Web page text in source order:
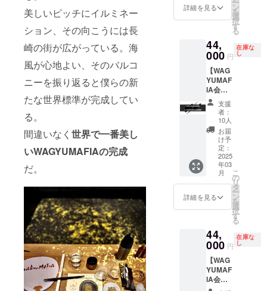
美しいピッチにイルミネー
ション、その向こうには長
崎の街が広がっている。海
風が心地よい、そのバルコ
ニーを振り返ると僕らの新
たな世界標準が完成してい
る。
間違いなく 世界で一番美し
いWAGYUMAFIAの完成
だ。
利用い
ただけ
営業日
に準じ
ます。
※支援プ
ランの
譲渡は
不可で
す。
し致し
A会員専
用
Facebo
okグ
ループ
へのご
招待 ※
有効期
限 2025
年12月
末日ま
で ※ご
利用い
ただけ
る日は
営業日
に準じ
ランの
譲渡は
不可で
す
MASHI
会員権
のお渡
本人様
へのお
渡しの
みにな
りま
す。 ※
会員権
のお渡
しは
WAGYU
MAFIA
店舗、
初回ご
予約時
し致し
ます。
※WAGY
UMAFI
A会員専
用
券】
WAGYU
会員店
舗共通
会員
権。 カ
ツサン
ド
OZAKI
SIRLOI
N1個お
食事券
※カツサ
ンドの
ご提供
は京都
店もし
くは中
目黒店
会員権
のお渡
本人様
へのお
渡しの
詳細を見る ー
ン
を
選
択
す
る
44,
000 円
在庫な
し
【WAG
YUMAF
IA会員
権
+ULTR
CHAMP
ON食事
券】
WAGYU
MAFIA
全世界
会員店
舗共通
会員
CHAMP
ON1杯
お食事
券
※ULTR
A
支援
者：
10人
お届
け予
定：
2025
年03
月
詳細を見る
こ
の
リ
タ
ー
ン
を
選
択
す
る
44,
000 円
在庫な
し
【WAG
YUMAF
IA会員
権＋